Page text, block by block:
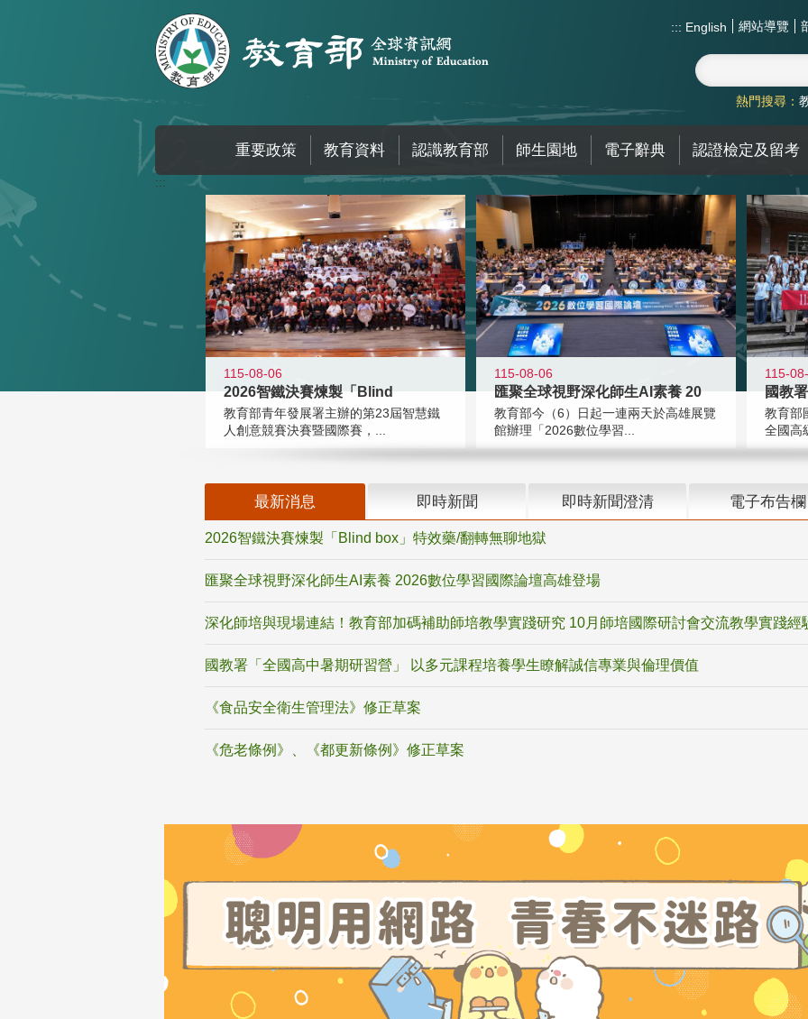
::: English 網站導覽
熱門搜尋：
重要政策 教育資料 認識教育部 師生園地 電子辭典 認證檢定及留考
:::
115-08-06
2026智鐵決賽煉製「Blind
教育部青年發展署主辦的第23屆智慧鐵
人創意競賽決賽暨國際賽，...
115-08-06
匯聚全球視野深化師生AI素養 20
教育部今（6）日起一連兩天於高雄展覽
館辦理「2026數位學習...
115-
教育部
全國高
最新消息 即時新聞 即時新聞澄清 電子布告欄
2026智鐵決賽煉製「Blind box」特效藥/翻轉無聊地獄
匯聚全球視野深化師生AI素養 2026數位學習國際論壇高雄登場
深化師培與現場連結！教育部加碼補助師培教學實踐研究 10月師培國際研討會交流教學實踐經
國教署「全國高中暑期研習營」 以多元課程培養學生瞭解誠信專業與倫理價值
《食品安全衛生管理法》修正草案
《危老條例》、《都更新條例》修正草案